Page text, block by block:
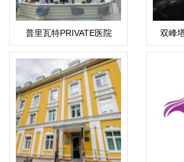
普里瓦特PRIVATE医院 双峰